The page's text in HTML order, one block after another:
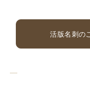
活版名刺の